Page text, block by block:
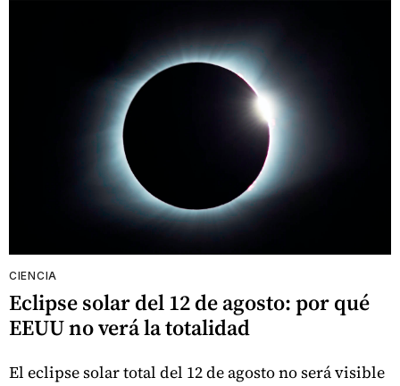
CIENCIA
Eclipse solar del 12 de agosto: por qué
EEUU no verá la totalidad
El eclipse solar total del 12 de agosto no será visible